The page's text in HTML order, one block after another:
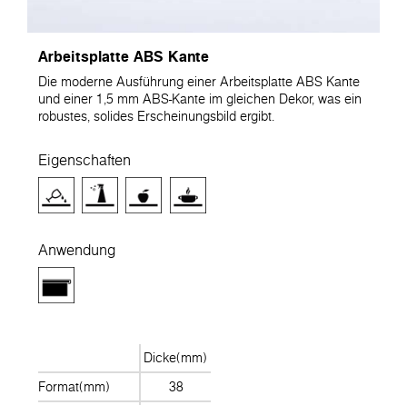
Arbeitsplatte ABS Kante
Die moderne Ausführung einer Arbeitsplatte ABS Kante
und einer 1,5 mm ABS-Kante im gleichen Dekor, was ein
robustes, solides Erscheinungsbild ergibt.
Eigenschaften
Anwendung
Dicke(mm)
Format(mm)
38